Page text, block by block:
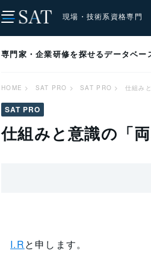
現場・技術系資格専門
専門家・企業研修を探せるデータベ
HOME > SAT PRO > SAT PRO > 仕組み
SAT PRO
仕組みと意識の「
I.Rと申します。